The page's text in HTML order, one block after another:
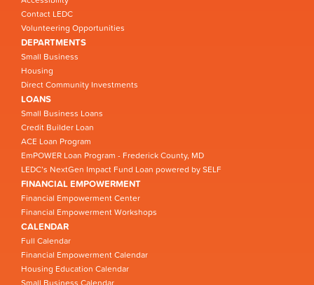
Contact LEDC
Volunteering Opportunities
DEPARTMENTS
Small Business
Housing
Direct Community Investments
LOANS
Small Business Loans
Credit Builder Loan
ACE Loan Program
EmPOWER Loan Program - Frederick County, MD
LEDC’s NextGen Impact Fund Loan powered by SELF
FINANCIAL EMPOWERMENT
Financial Empowerment Center
Financial Empowerment Workshops
CALENDAR
Full Calendar
Financial Empowerment Calendar
Housing Education Calendar